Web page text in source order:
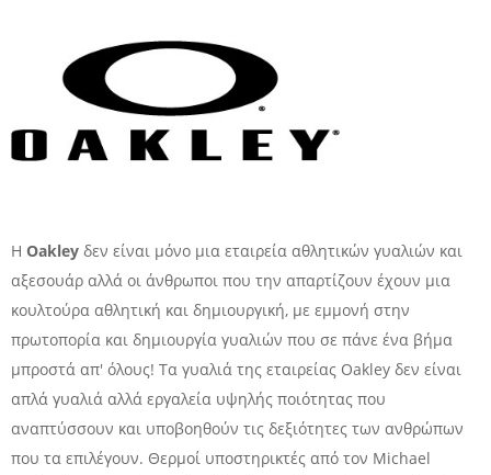
Η Oakley δεν είναι μόνο μια εταιρεία αθλητικών γυαλιών και
αξεσουάρ αλλά οι άνθρωποι που την απαρτίζουν έχουν μια
κουλτούρα αθλητική και δημιουργική, με εμμονή στην
πρωτοπορία και δημιουργία γυαλιών που σε πάνε ένα βήμα
μπροστά απ' όλους! Τα γυαλιά της εταιρείας Oakley δεν είναι
απλά γυαλιά αλλά εργαλεία υψηλής ποιότητας που
αναπτύσσουν και υποβοηθούν τις δεξιότητες των ανθρώπων
που τα επιλέγουν. Θερμοί υποστηρικτές από τον Michael